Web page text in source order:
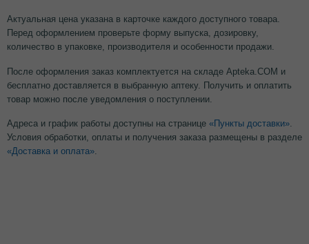
Актуальная цена указана в карточке каждого доступного товара.
Перед оформлением проверьте форму выпуска, дозировку,
количество в упаковке, производителя и особенности продажи.
После оформления заказ комплектуется на складе Apteka.COM и
бесплатно доставляется в выбранную аптеку. Получить и оплатить
товар можно после уведомления о поступлении.
Адреса и график работы доступны на странице «Пункты доставки».
Условия обработки, оплаты и получения заказа размещены в разделе
«Доставка и оплата».